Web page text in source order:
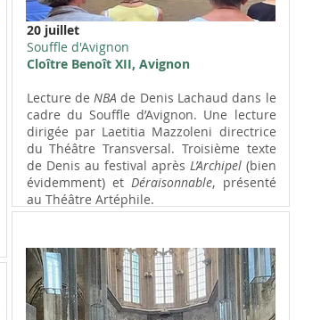
20 juillet
Souffle d'Avignon
Cloître Benoît XII, Avignon
Lecture deNBA de Denis Lachaud dans le
cadre du Souffle d’Avignon. Une lecture
dirigée par Laetitia Mazzoleni directrice
du Théâtre Transversal. Troisième texte
de Denis au festival après L’Archipel(bien
évidemment) etDéraisonnable, présenté
au Théâtre Artéphile.